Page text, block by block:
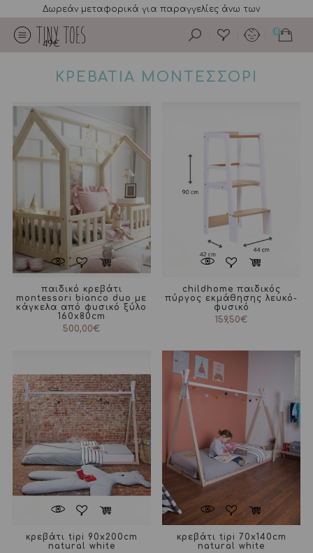
Δωρεάν μεταφορικά για παραγγελίες άνω των
49€
0
ΚΡΕΒΑΤΙΑ ΜΟΝΤΕΣΣΟΡΙ
παιδικό κρεβάτι
montessori bianco duo με
κάγκελα από φυσικό ξύλο
160x80cm
500,00€
childhome παιδικός
πύργος εκμάθησης λευκό-
φυσικό
159,50€
κρεβάτι tipi 90x200cm
natural white
κρεβάτι tipi 70x140cm
natural white